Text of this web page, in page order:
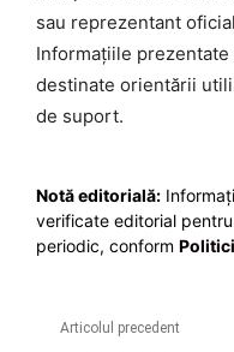
sau reprezentant
Informațiile
destinate orientării
de suport.
Notă editorială:
verificate editorial
periodic, conform
Articolul precedent